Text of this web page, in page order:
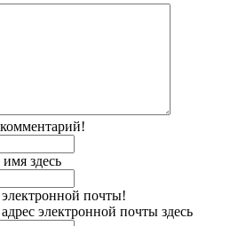
здесь
почты!
электронной почты здесь